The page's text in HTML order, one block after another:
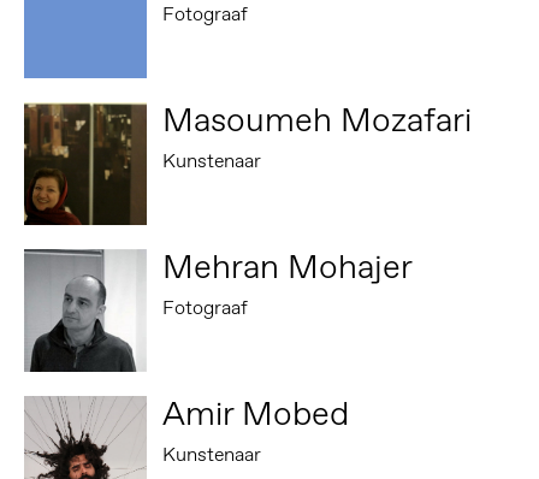
Fotograaf
Masoumeh Mozafari
Kunstenaar
Mehran Mohajer
Fotograaf
Amir Mobed
Kunstenaar